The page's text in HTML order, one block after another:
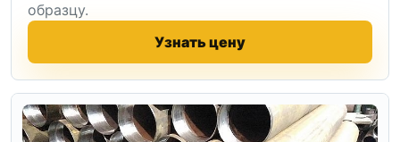
образцу.
Узнать цену